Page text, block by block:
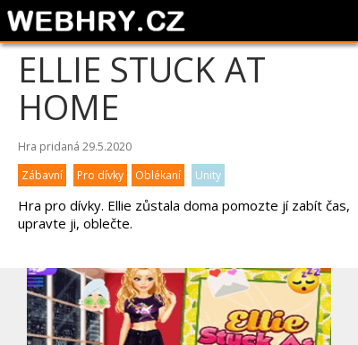
ELLIE STUCK AT
HOME
Hra pridaná 29.5.2020
Zábavní
Pro dívky Oblékaní Unity
Hra pro dívky. Ellie zůstala doma pomozte jí zabít čas,
upravte ji, oblečte.